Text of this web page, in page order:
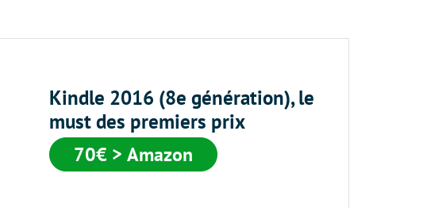
Kindle 2016 (8e génération), le
must des premiers prix
70€ > Amazon